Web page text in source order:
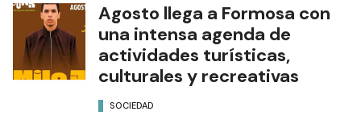
Agosto llega a Formosa con
una intensa agenda de
actividades turísticas,
culturales y recreativas
SOCIEDAD